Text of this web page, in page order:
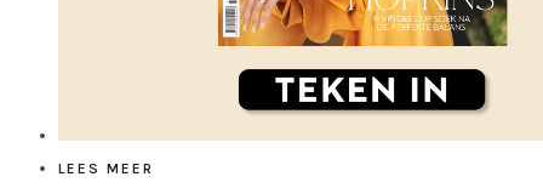
LEES MEER